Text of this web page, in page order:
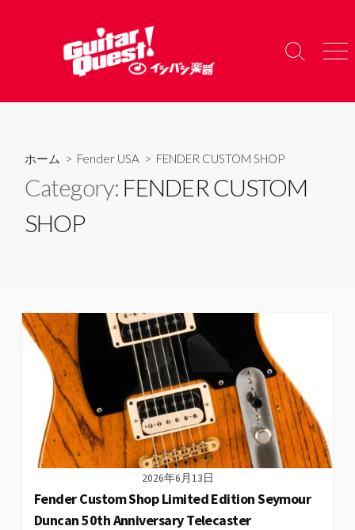
へ
検
り
メ
ー
ホーム > Fender USA > FENDER CUSTOM SHOP
Category: FENDER CUSTOM
SHOP
2026年6月13日
Fender Custom Shop Limited Edition Seymour
Duncan 50th Anniversary Telecaster